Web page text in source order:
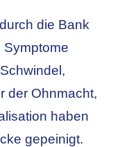
die Bank
der Ohnmacht,
haben
gepeinigt.